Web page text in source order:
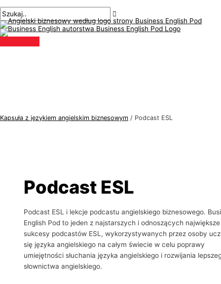
do
treści
główne
Kapsuła z językiem angielskim biznesowym / Podcast ESL
Podcast ESL
Podcast ESL i lekcje podcastu angielskiego biznesowego.
English Pod to jeden z najstarszych i odnoszących największe
sukcesy podcastów ESL, wykorzystywanych przez osoby
się języka angielskiego na całym świecie w celu poprawy
umiejętności słuchania języka angielskiego i rozwijania
słownictwa angielskiego.
postów
T
e
m
a
S
z
u
k